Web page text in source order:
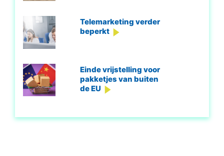
Telemarketing verder
beperkt
Einde vrijstelling voor
pakketjes van buiten
de EU